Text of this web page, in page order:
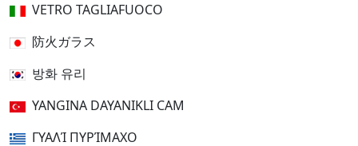
VETRO TAGLIAFUOCO
防火ガラス
방화 유리
YANGINA DAYANIKLI CAM
ΓΥΑΛΊ ΠΥΡΊΜΑΧΟ